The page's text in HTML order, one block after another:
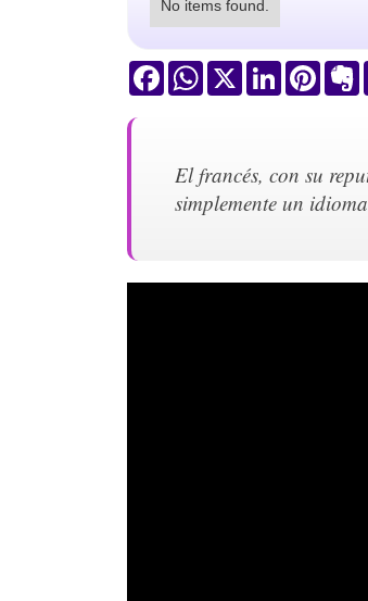
No items found.
FacebookWhatsApp
X LinkedIn
El francés, con su
simplemente un